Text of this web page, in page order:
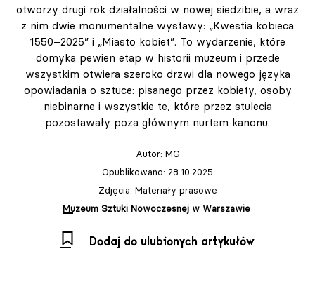
otworzy drugi rok działalności w nowej siedzibie, a wraz
z nim dwie monumentalne wystawy: „Kwestia kobieca
1550–2025” i „Miasto kobiet”. To wydarzenie, które
domyka pewien etap w historii muzeum i przede
wszystkim otwiera szeroko drzwi dla nowego języka
opowiadania o sztuce: pisanego przez kobiety, osoby
niebinarne i wszystkie te, które przez stulecia
pozostawały poza głównym nurtem kanonu.
Autor: MG
Opublikowano: 28.10.2025
Zdjęcia: Materiały prasowe
Muzeum Sztuki Nowoczesnej w Warszawie
Dodaj do ulubionych artykułów